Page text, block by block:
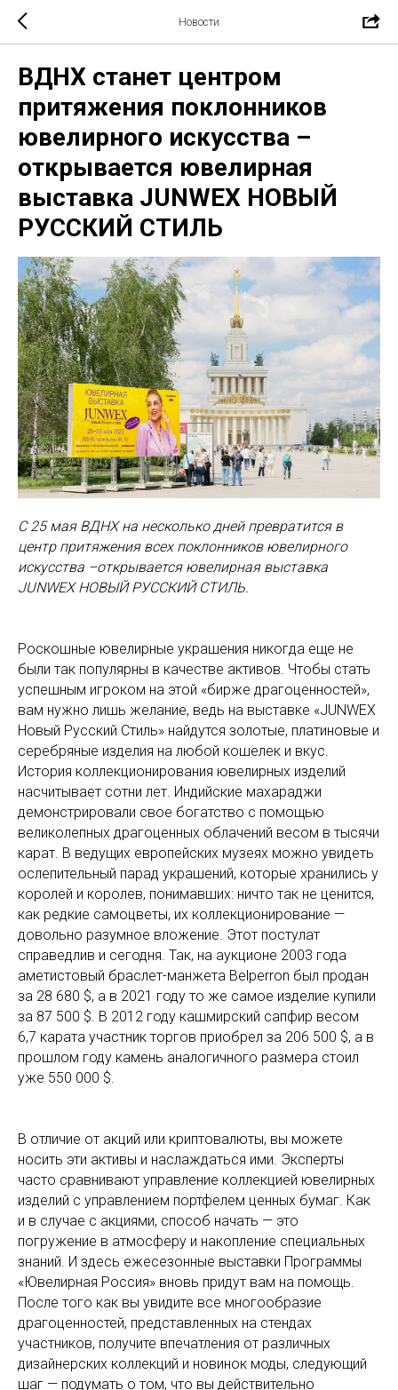
Новости
ВДНХ cтанет центром
притяжения поклонников
ювелирного искусства –
открывается ювелирная
выставка JUNWEX НОВЫЙ
РУССКИЙ СТИЛЬ
С 25 мая ВДНХ на несколько дней превратится в
центр притяжения всех поклонников ювелирного
искусства –открывается ювелирная выставка
JUNWEX НОВЫЙ РУССКИЙ СТИЛЬ.
Роскошные ювелирные украшения никогда еще не
были так популярны в качестве активов. Чтобы стать
успешным игроком на этой «бирже драгоценностей»,
вам нужно лишь желание, ведь на выставке «JUNWEX
Новый Русский Стиль» найдутся золотые, платиновые и
серебряные изделия на любой кошелек и вкус.
История коллекционирования ювелирных изделий
насчитывает сотни лет. Индийские махараджи
демонстрировали свое богатство с помощью
великолепных драгоценных облачений весом в тысячи
карат. В ведущих европейских музеях можно увидеть
ослепительный парад украшений, которые хранились у
королей и королев, понимавших: ничто так не ценится,
как редкие самоцветы, их коллекционирование —
довольно разумное вложение. Этот постулат
справедлив и сегодня. Так, на аукционе 2003 года
аметистовый браслет-манжета Belperron был продан
за 28 680 $, а в 2021 году то же самое изделие купили
за 87 500 $. В 2012 году кашмирский сапфир весом
6,7 карата участник торгов приобрел за 206 500 $, а в
прошлом году камень аналогичного размера стоил
уже 550 000 $.
В отличие от акций или криптовалюты, вы можете
носить эти активы и наслаждаться ими. Эксперты
часто сравнивают управление коллекцией ювелирных
изделий с управлением портфелем ценных бумаг. Как
и в случае с акциями, способ начать — это
погружение в атмосферу и накопление специальных
знаний. И здесь ежесезонные выставки Программы
«Ювелирная Россия» вновь придут вам на помощь.
После того как вы увидите все многообразие
драгоценностей, представленных на стендах
участников, получите впечатления от различных
дизайнерских коллекций и новинок моды, следующий
шаг — подумать о том, что вы действительно